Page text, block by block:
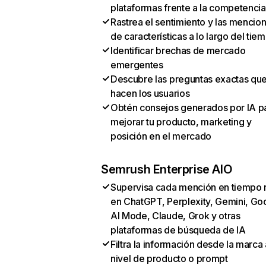
plataformas frente a la competencia
Rastrea el sentimiento y las
de características a lo largo del
Identificar brechas de mercado
emergentes
Descubre las preguntas exactas
hacen los usuarios
Obtén consejos generados por IA
mejorar tu producto, marketing y
posición en el mercado
Semrush Enterprise AIO
Supervisa cada mención en tiempo
en ChatGPT, Perplexity, Gemini,
AI Mode, Claude, Grok y otras
plataformas de búsqueda de IA
Filtra la información desde la marca
nivel de producto o prompt